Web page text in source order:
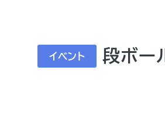
イベント 段ボー